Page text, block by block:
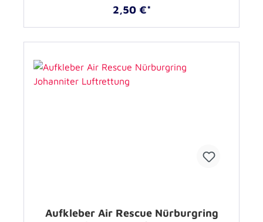
2,50 €*
Aufkleber Air Rescue Nürburgring